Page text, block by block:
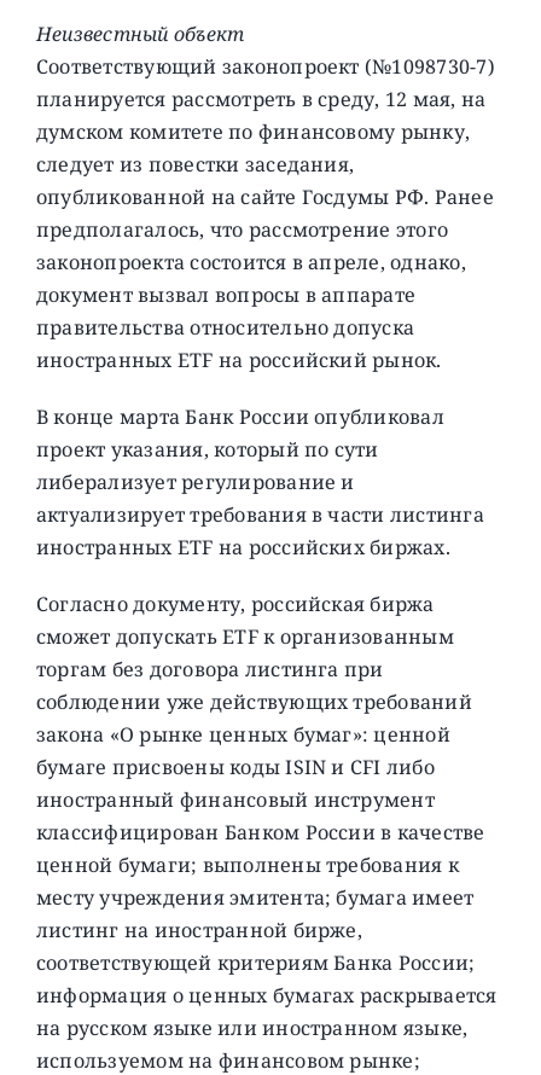
Неизвестный объект
Соответствующий законопроект (№1098730-7)
планируется рассмотреть в среду, 12 мая, на
думском комитете по финансовому рынку,
следует из повестки заседания,
опубликованной на сайте Госдумы РФ. Ранее
предполагалось, что рассмотрение этого
законопроекта состоится в апреле, однако,
документ вызвал вопросы в аппарате
правительства относительно допуска
иностранных ETF на российский рынок.
В конце марта Банк России опубликовал
проект указания, который по сути
либерализует регулирование и
актуализирует требования в части листинга
иностранных ETF на российских биржах.
Согласно документу, российская биржа
сможет допускать ETF к организованным
торгам без договора листинга при
соблюдении уже действующих требований
закона «О рынке ценных бумаг»: ценной
бумаге присвоены коды ISIN и CFI либо
иностранный финансовый инструмент
классифицирован Банком России в качестве
ценной бумаги; выполнены требования к
месту учреждения эмитента; бумага имеет
листинг на иностранной бирже,
соответствующей критериям Банка России;
информация о ценных бумагах раскрывается
на русском языке или иностранном языке,
используемом на финансовом рынке;